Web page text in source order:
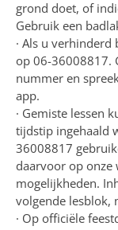
grond doet, of
Gebruik een
· Als u
op 06-36008817.
nummer en
app.
· Gemiste lessen
tijdstip ingehaald
36008817
daarvoor op onze
mogelijkheden.
volgende lesblok,
· Op officiële